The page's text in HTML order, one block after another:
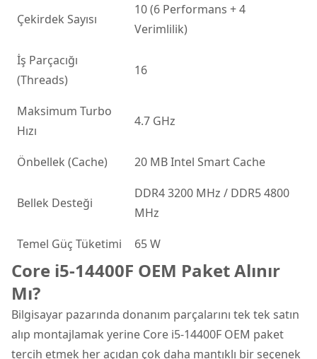
Çekirdek Sayısı
10 (6 Performans + 4
Verimlilik)
İş Parçacığı
(Threads)
16
Maksimum Turbo
Hızı
4.7 GHz
Önbellek (Cache) 20 MB Intel Smart Cache
Bellek Desteği
DDR4 3200 MHz / DDR5 4800
MHz
Temel Güç Tüketimi
65 W
Core i5-14400F OEM Paket Alınır
Mı?
Bilgisayar pazarında donanım parçalarını tek tek satın
alıp montajlamak yerine Core i5-14400F OEM paket
tercih etmek her açıdan çok daha mantıklı bir seçenek